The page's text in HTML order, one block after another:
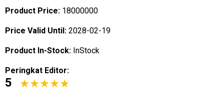
Product Price: 18000000
Price Valid Until: 2028-02-19
Product In-Stock: InStock
Peringkat Editor:
5